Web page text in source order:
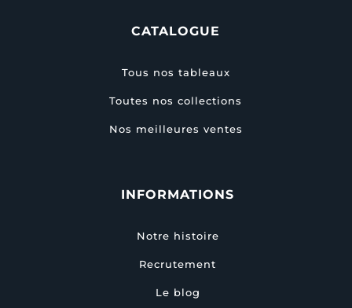
CATALOGUE
Tous nos tableaux
Toutes nos collections
Nos meilleures ventes
INFORMATIONS
Notre histoire
Recrutement
Le blog